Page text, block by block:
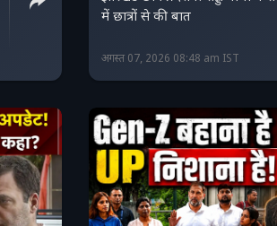
में छात्रों से की बात
अगस्त 07, 2026 08:48 am IST